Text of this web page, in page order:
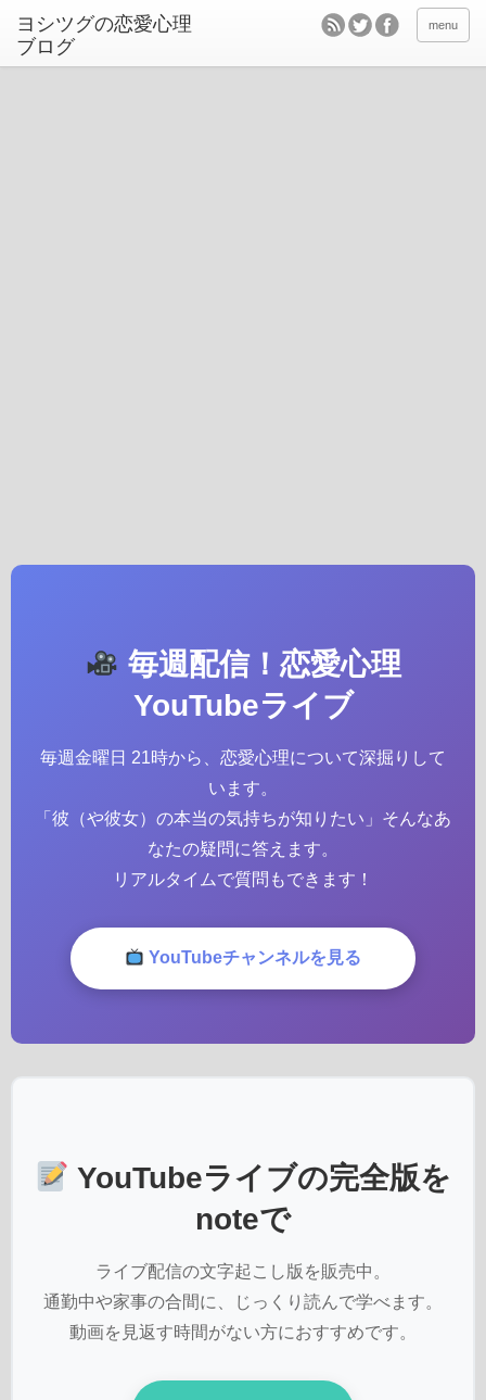
ヨシツグの恋愛心理
ブログ
menu
毎週配信！恋愛心理
YouTubeライブ
毎週金曜日 21時から、恋愛心理について深掘りして
います。
「彼（や彼女）の本当の気持ちが知りたい」そんなあ
なたの疑問に答えます。
リアルタイムで質問もできます！
YouTubeチャンネルを見る
YouTubeライブの完全版を
noteで
ライブ配信の文字起こし版を販売中。
通勤中や家事の合間に、じっくり読んで学べます。
動画を見返す時間がない方におすすめです。